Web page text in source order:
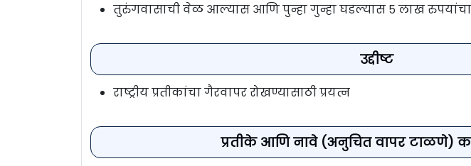
तुरुंगवासाची वेळ आल्यास आणि पुन्हा गुन्हा घडल्यास ५ लाख
उद्दीष्ट
राष्ट्रीय प्रतीकांचा गैरवापर रोखण्यासाठी प्रयत्न
प्रतीके आणि नावे (अनुचित वापर टाळणे)